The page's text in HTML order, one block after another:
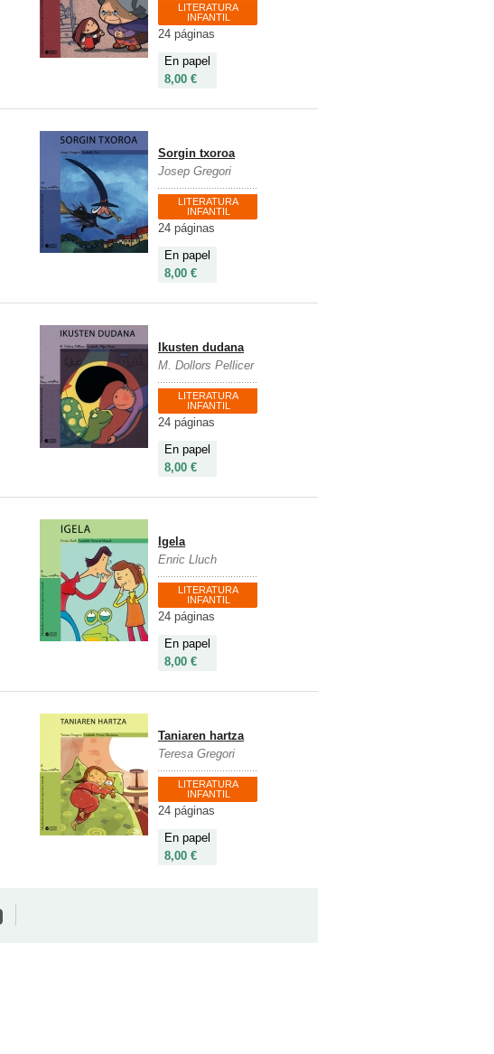
LITERATURA
INFANTIL
24 páginas
En papel
8,00 €
Sorgin txoroa
Josep Gregori
LITERATURA
INFANTIL
24 páginas
En papel
8,00 €
Ikusten dudana
M. Dollors Pellicer
LITERATURA
INFANTIL
24 páginas
En papel
8,00 €
Igela
Enric Lluch
LITERATURA
INFANTIL
24 páginas
En papel
8,00 €
Taniaren hartza
Teresa Gregori
LITERATURA
INFANTIL
24 páginas
En papel
8,00 €